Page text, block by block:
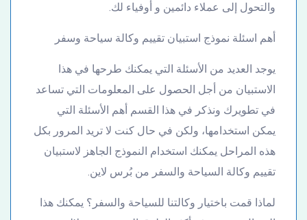
والتحول إلى عملاء دائمين و أوفياء لك.
أهم اسئلة نموذج استبيان تقييم وكالة سياحة وسفر
يوجد العديد من الأسئلة التي يمكنك طرحها في هذا
الاستبيان من أجل الحصول على المعلومات التي تساعد
في تطويرك ونذكر في هذا القسم أهم الأسئلة التي
يمكن استخدامها، ولكن في حال كنت لا تريد المرور بكل
هذه المراحل يمكنك استخدام النموذج الجاهز لاستبيان
تقييم وكالة السياحة والسفر من بُرس لاين.
لماذا قمت باختيار وكالتنا للسياحة والسفر؟ يمكنك هذا